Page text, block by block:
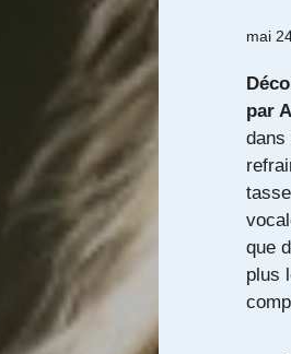
mai
par
dans
que
plus